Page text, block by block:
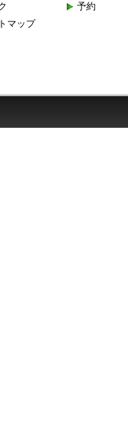
予約
マップ